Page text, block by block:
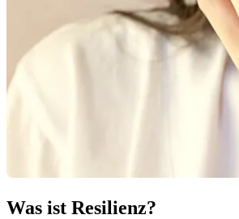
Was ist Resilienz?